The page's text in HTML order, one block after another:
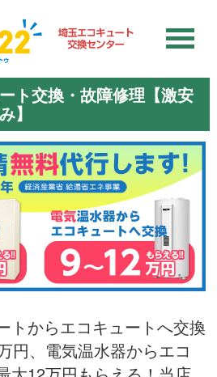
ト交換・故障修理【激安
】
トからエコキュートへ交換
円、電気温水器からエコ